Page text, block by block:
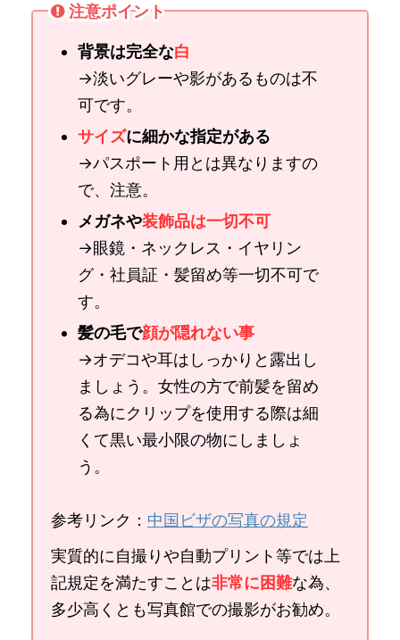
注意ポイント
背景は完全な白
→淡いグレーや影があるものは不
可です。
サイズに細かな指定がある
→パスポート用とは異なりますの
で、注意。
メガネや装飾品は一切不可
→眼鏡・ネックレス・イヤリン
グ・社員証・髪留め等一切不可で
す。
髪の毛で顔が隠れない事
→オデコや耳はしっかりと露出し
ましょう。女性の方で前髪を留め
る為にクリップを使用する際は細
くて黒い最小限の物にしましょ
う。
参考リンク： 中国ビザの写真の規定
実質的に自撮りや自動プリント等では上
記規定を満たすことは非常に困難な為、
多少高くとも写真館での撮影がお勧め。